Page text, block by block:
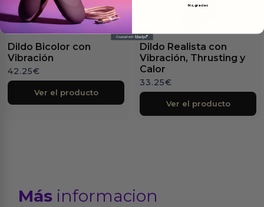
Dildo Bicolor con
Vibración
42.25€
Ver el producto
Dildo Realista con
Vibración, Thrusting y
Calor
33.25€
Ver el producto
Más informacion
No, gracias